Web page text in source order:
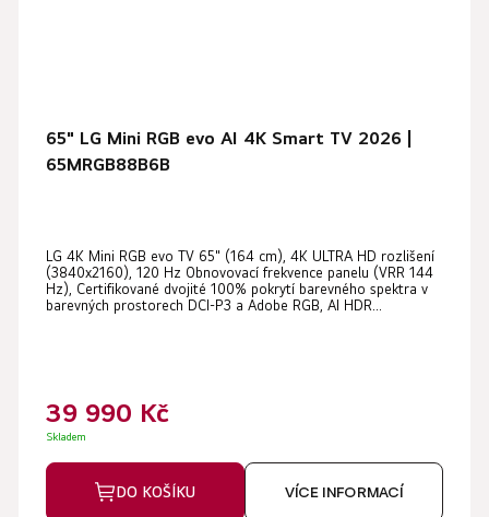
65" LG Mini RGB evo AI 4K Smart TV 2026 |
65MRGB88B6B
LG 4K Mini RGB evo TV 65" (164 cm), 4K ULTRA HD rozlišení
(3840x2160), 120 Hz Obnovovací frekvence panelu (VRR 144
Hz), Certifikované dvojité 100% pokrytí barevného spektra v
barevných prostorech DCI-P3 a Adobe RGB, AI HDR...
39 990 Kč
Skladem
DO KOŠÍKU VÍCE INFORMACÍ